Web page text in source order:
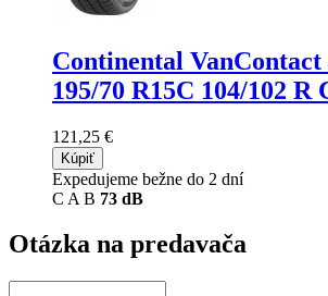
Continental VanContact
195/70 R15C 104/102 R
121,25 €
Kúpiť
Expedujeme bežne do 2 dní
C A B 73 dB
Otázka na predavača